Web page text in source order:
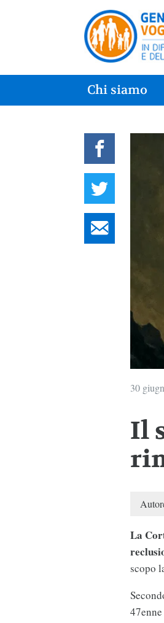
Chi siamo
30
Il
La
scopo